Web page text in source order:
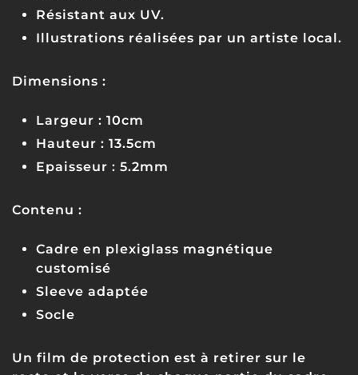
Résistant aux UV.
Illustrations réalisées par un artiste local.
Dimensions :
Largeur : 10cm
Hauteur : 13.5cm
Epaisseur : 5.2mm
Contenu :
Cadre en plexiglass magnétique
customisé
Sleeve adaptée
Socle
Un film de protection est à retirer sur le